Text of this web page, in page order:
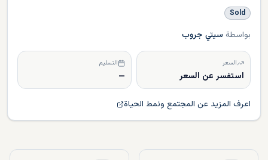
Sold
بواسطة سيتي جروب
السعر
استفسر عن السعر
التسليم
—
اعرف المزيد عن المجتمع ونمط الحياة